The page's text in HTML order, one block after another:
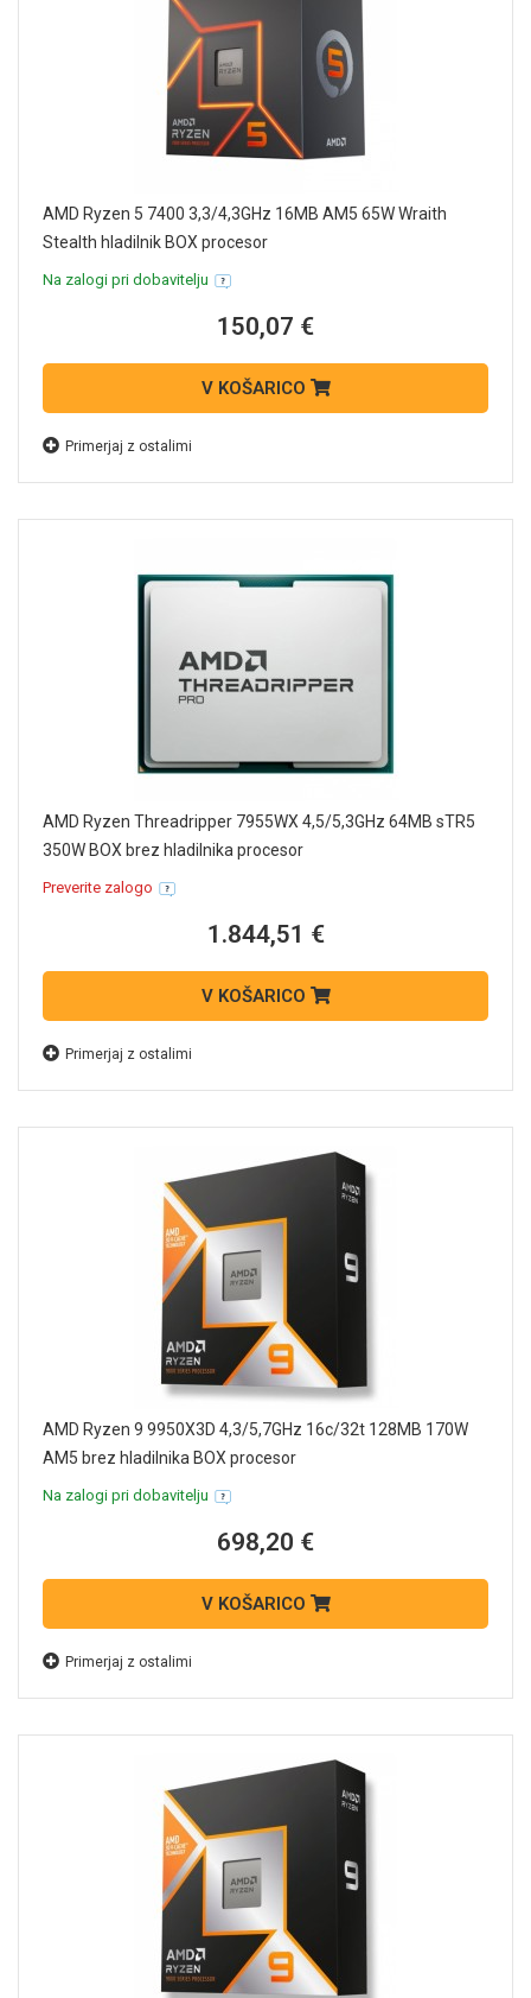
AMD Ryzen 5 7400 3,3/4,3GHz 16MB AM5 65W Wraith
Stealth hladilnik BOX procesor
Na zalogi pri dobavitelju
150,07 €
V KOŠARICO
Primerjaj z ostalimi
AMD Ryzen Threadripper 7955WX 4,5/5,3GHz 64MB sTR5
350W BOX brez hladilnika procesor
Preverite zalogo
1.844,51 €
V KOŠARICO
Primerjaj z ostalimi
AMD Ryzen 9 9950X3D 4,3/5,7GHz 16c/32t 128MB 170W
AM5 brez hladilnika BOX procesor
Na zalogi pri dobavitelju
698,20 €
V KOŠARICO
Primerjaj z ostalimi